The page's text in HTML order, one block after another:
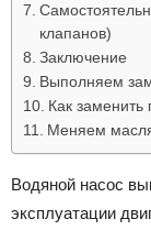
клапанов)
Заключение
Выполняем
Как заменить
Меняем
Водяной насос
эксплуатации